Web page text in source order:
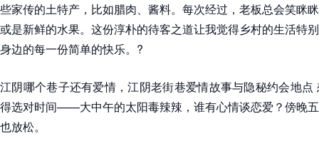
些家传的土特产，比如腊肉、酱料。每次经过，老板总会笑眯
或是新鲜的水果。这份淳朴的待客之道让我觉得乡村的生活特
身边的每一份简单的快乐。?
江阴哪个巷子还有爱情，江阴老街巷爱情故事与隐秘约会地
得选对时间——大中午的太阳毒辣辣，谁有心情谈恋爱？傍晚
也放松。